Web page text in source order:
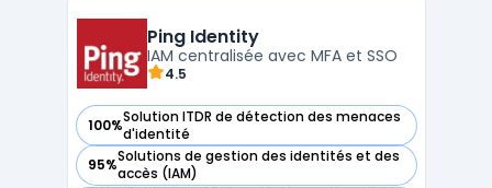
permet de gérer les identités clients et les
autorisation ...
Ping Identity
IAM centralisée avec MFA et SSO
4.5
100%Solution ITDR de détection des menaces
d'identité
— voir Ping Identity dans cette catégorie
95%Solutions de gestion des identités et des
accès (IAM)
— voir Ping Identity dans cette catégorie